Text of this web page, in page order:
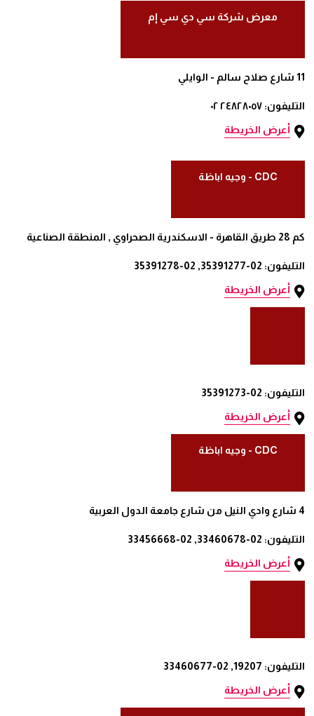
معرض شركة سي دي سي إم
11 شارع صلاح سالم - الوايلي
التليفون: ٢٤٨٢٨٠٥٧ ٠٢
أعرض الخريطة
CDC - وجيه اباظة
كم 28 طريق القاهرة - الاسكندرية الصحراوي , المنطقة الصناعية
التليفون: 02-35391277, 02-35391278
أعرض الخريطة
التليفون: 02-35391273
أعرض الخريطة
CDC - وجيه اباظة
4 شارع وادي النيل من شارع جامعة الدول العربية
التليفون: 02-33460678, 02-33456668
أعرض الخريطة
التليفون: 19207, 02-33460677
أعرض الخريطة